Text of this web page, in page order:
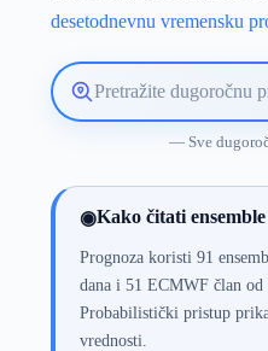
desetodnevnu vremensku
Pretražite
lokaciju
— Sve
◉Kako čitati
Prognoza koristi 91
dana i 51 ECMWF član od
Probabilistički pristup
vrednosti.